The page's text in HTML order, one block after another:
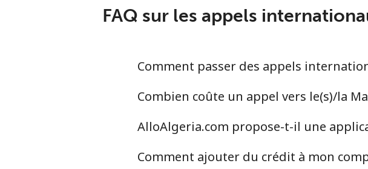
Mobile ⁦53.9¢⁩
Malta
Ligne fixe ⁦39.5¢⁩
Mobile ⁦58.5¢⁩
FAQ sur les appels
Comment passer des appels
Combien coûte un appel vers le(s)/la
AlloAlgeria.com propose-t-il une
Comment ajouter du crédit à mon